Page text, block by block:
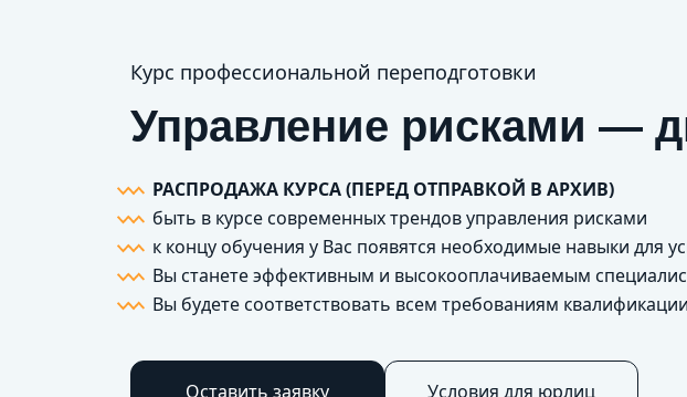
Курс профессиональной переподготовки
Управление рисками —
РАСПРОДАЖА КУРСА (ПЕРЕД ОТПРАВКОЙ В АРХИВ)
быть в курсе современных трендов управления рисками
к концу обучения у Вас появятся необходимые навыки для
Вы станете эффективным и высокооплачиваемым
Вы будете соответствовать всем требованиям квалификации
Оставить заявку Условия для юрлиц